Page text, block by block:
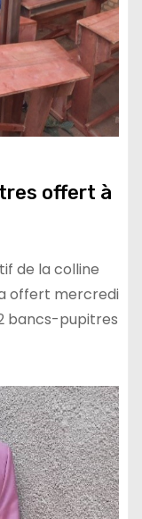
offert à
de la colline
offert mercredi
bancs-pupitres